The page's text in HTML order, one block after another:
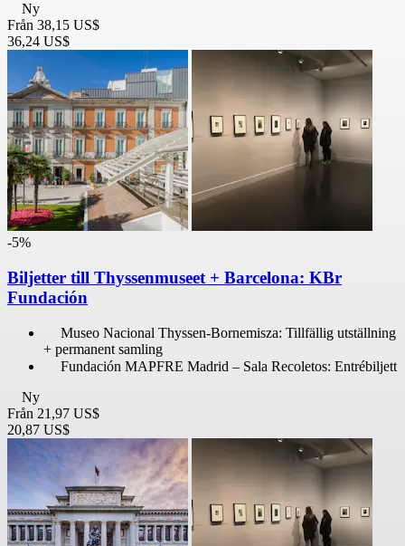
Ny
Från 38,15 US$
36,24 US$
-5%
Biljetter till Thyssenmuseet + Barcelona: KBr
Fundación
Museo Nacional Thyssen-Bornemisza: Tillfällig utställning
+ permanent samling
Fundación MAPFRE Madrid – Sala Recoletos: Entrébiljett
Ny
Från 21,97 US$
20,87 US$